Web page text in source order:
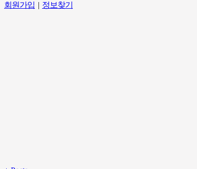
회원가입 | 정보찾기